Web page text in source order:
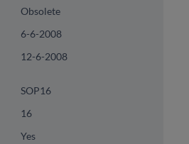
Obsolete
6-6-2008
12-6-2008
SOP16
16
Yes